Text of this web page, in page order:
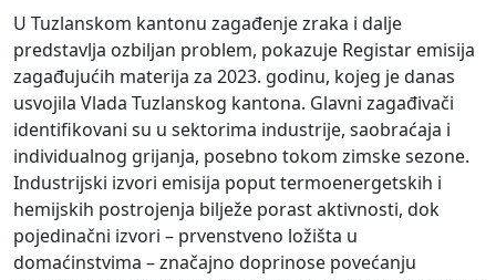
U Tuzlanskom kantonu zagađenje zraka i dalje
predstavlja ozbiljan problem, pokazuje Registar emisija
zagađujućih materija za 2023. godinu, kojeg je danas
usvojila Vlada Tuzlanskog kantona. Glavni zagađivači
identifikovani su u sektorima industrije, saobraćaja i
individualnog grijanja, posebno tokom zimske sezone.
Industrijski izvori emisija poput termoenergetskih i
hemijskih postrojenja bilježe porast aktivnosti, dok
pojedinačni izvori – prvenstveno ložišta u
domaćinstvima – značajno doprinose povećanju